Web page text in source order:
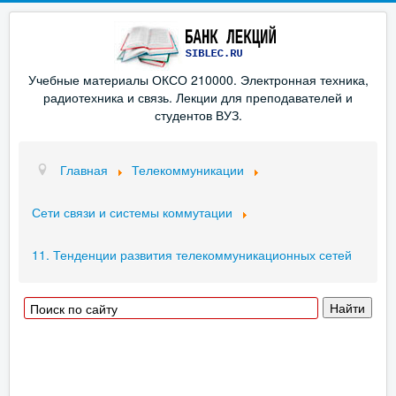
Учебные материалы ОКСО 210000. Электронная техника,
радиотехника и связь. Лекции для преподавателей и
студентов ВУЗ.
Главная Телекоммуникации
Сети связи и системы коммутации
11. Тенденции развития телекоммуникационных сетей